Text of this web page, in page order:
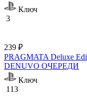
Ключ
3
239 ₽
PRAGMATA Deluxe
DENUVO ОЧЕРЕДИ
Ключ
113